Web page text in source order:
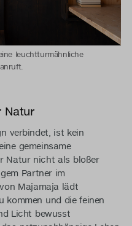
leuchtturmähnliche
Natur
verbindet, ist kein
gemeinsame
Natur nicht als bloßer
Partner im
Majamaja lädt
kommen und die feinen
Licht bewusst